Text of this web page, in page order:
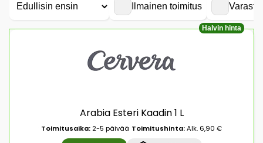
Ilmainen toimitus
Halvin hinta
Arabia Esteri Kaadin 1 L
Toimitusaika: 2-5 päivää Toimitushinta:Alk. 6,90 €